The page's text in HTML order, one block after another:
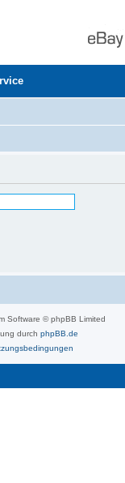
Software © phpBB Limited
durch phpBB.de